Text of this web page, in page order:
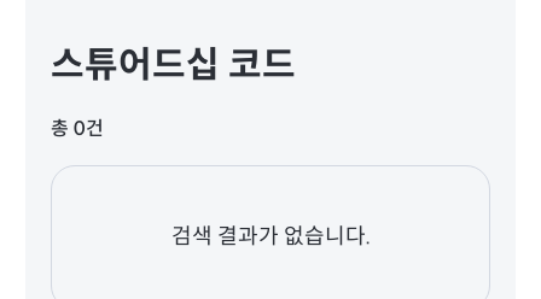
스튜어드십 코드
총 0건
검색 결과가 없습니다.